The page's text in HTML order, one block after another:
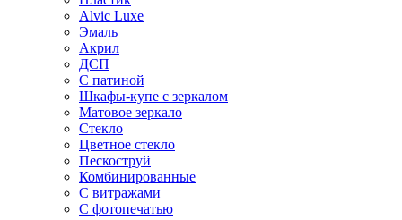
Alvic Luxe
Эмаль
Акрил
ДСП
С патиной
Шкафы-купе с зеркалом
Матовое зеркало
Стекло
Цветное стекло
Пескоструй
Комбинированные
С витражами
С фотопечатью